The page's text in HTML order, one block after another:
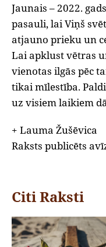
Jaunais –2022.
pasauli, lai Viņš
atjauno prieku un
Lai apklust vētras
vienotas ilgās pēc
tikai mīlestība.
uz visiem laikiem
+ Lauma Žušēvica
Raksts publicēts
Citi Raksti